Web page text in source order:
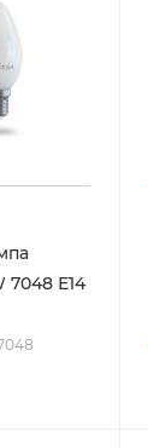
7048 Е14